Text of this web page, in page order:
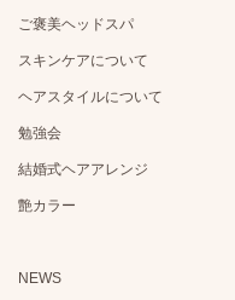
ご褒美ヘッドスパ
スキンケアについて
ヘアスタイルについて
勉強会
結婚式ヘアアレンジ
艶カラー
NEWS